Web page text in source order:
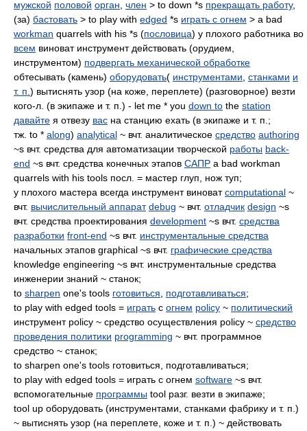
мужской половой орган член > to down *s прекращать работу,
(за) бастовать > to play with edged *s играть с огнем > a bad
workman quarrels with his *s (пословица) у плохого работника во
всем виноват инструмент действовать (орудием,
инструментом) подвергать механической обработке
обтесывать (камень) оборудовать( инструментами станками и
т. п. ) вытиснять узор (на коже, переплете) (разговорное) везти
кого-л. (в экипаже и т. п.) - let me * you down to the station
давайте я отвезу вас на станцию ехать (в экипаже и т. п.;
тж. to * along) analytical ~ вчт. аналитическое средство authoring
~s вчт. средства для автоматизации творческой работы back-
end ~s вчт. средства конечных этапов САПР a bad workman
quarrels with his tools посл. = мастер глуп, нож туп;
у плохого мастера всегда инструмент виноватcomputational ~
вчт. вычислительный аппарат debug ~ вчт. отладчик design ~s
вчт. средства проектирования development ~s вчт. средства
разработки front-end ~s вчт. инструментальные средства
начальных этапов graphical ~s вчт. графические средства
knowledge engineering ~s вчт. инструментальные средства
инженерии знаний ~ станок;
to sharpen one's tools готовиться подготавливаться;
to play with edged tools = играть с огнем policy ~ политический
инструмент policy ~ средство осуществления policy ~ средство
проведения политики programming ~ вчт. программное
средство ~ станок;
to sharpen one's tools готовиться, подготавливаться;
to play with edged tools = играть с огнем software ~s вчт.
вспомогательные программы tool разг. везти в экипаже;
tool up оборудовать (инструментами, станками фабрику и т. п.)
~ вытиснять узор (на переплете, коже и т. п.) ~ действовать